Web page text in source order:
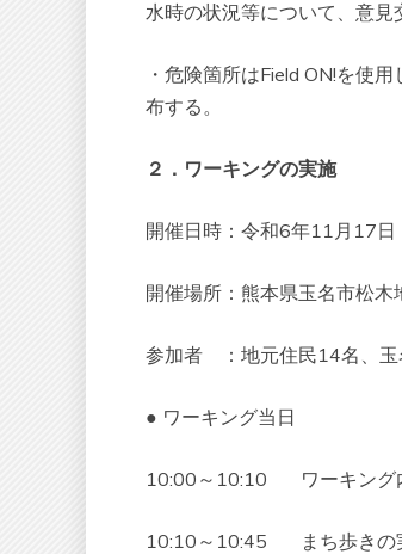
水時の状況等について、意見
・危険箇所はField ON!を使
布する。
２．ワーキングの実施
開催日時：令和6年11月17
開催場所：熊本県玉名市松木
参加者 ：地元住民14名、玉
● ワーキング当日
10:00～10:10 ワーキング
10:10～10:45 まち歩きの実